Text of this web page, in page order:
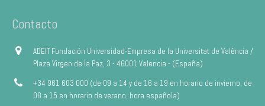
Contacto
ADEIT Fundación Universidad-Empresa de la Universitat de València /
Plaza Virgen de la Paz, 3 - 46001 Valencia - (España)
+34 961 603 000 (de 09 a 14 y de 16 a 19 en horario de invierno; de
08 a 15 en horario de verano, hora española)